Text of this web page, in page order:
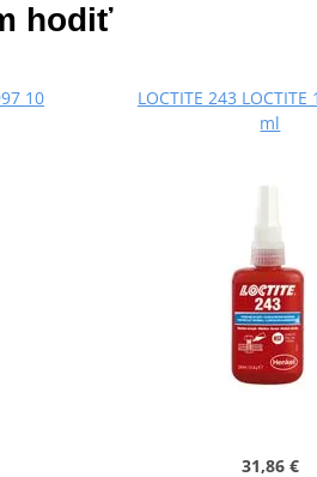
hodiť
10
LOCTITE 243
ml
31,86 €